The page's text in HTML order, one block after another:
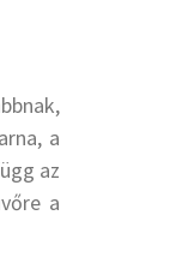
a
az
a